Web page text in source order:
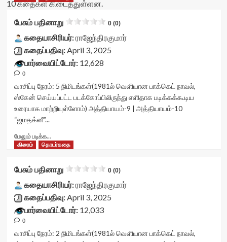
10 கதைகள் கிடைத்துள்ளன.
பேசும் பதினாறு 0 (0)
கதையாசிரியர்:ராஜேந்திரகுமார்
கதைப்பதிவு:April 3, 2025
பார்வையிட்டோர்:12,628
0
வாசிப்பு நேரம்: 5 நிமிடங்கள்(1981ல் வெளியான பாக்கெட் நாவல்,
ஸ்கேன் செய்யப்பட்ட படக்கோப்பிலிருந்து எளிதாக படிக்கக்கூடிய
உரையாக மாற்றியுள்ளோம்) அத்தியாயம்-9 | அத்தியாயம்-10
“ஜமதக்னீ”...
மேலும் படிக்க...
more
பதினாறு<div
class="yasr-
vv-
stars-
title-
<div
கிரைம் தொடர்கதை
பேசும் பதினாறு 0 (0)
கதையாசிரியர்:ராஜேந்திரகுமார்
கதைப்பதிவு:April 3, 2025
பார்வையிட்டோர்:12,033
0
வாசிப்பு நேரம்: 2 நிமிடங்கள்(1981ல் வெளியான பாக்கெட் நாவல்,